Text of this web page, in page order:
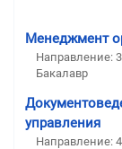
Менеджмент
Направление:
Бакалавр
управления
Направление: